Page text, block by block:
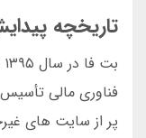
تاریخچه
فناوری مالی
پر از سایت های